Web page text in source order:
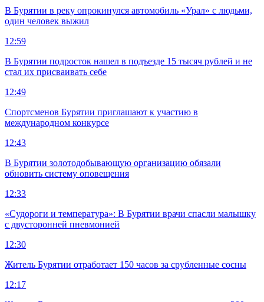
В Бурятии в реку опрокинулся автомобиль «Урал» с людьми,
один человек выжил
12:59
В Бурятии подросток нашел в подъезде 15 тысяч рублей и не
стал их присваивать себе
12:49
Спортсменов Бурятии приглашают к участию в
международном конкурсе
12:43
В Бурятии золотодобывающую организацию обязали
обновить систему оповещения
12:33
«Судороги и температура»: В Бурятии врачи спасли малышку
с двусторонней пневмонией
12:30
Житель Бурятии отработает 150 часов за срубленные сосны
12:17